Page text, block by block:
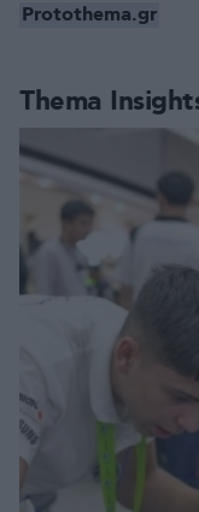
Thema
Protothema.gr